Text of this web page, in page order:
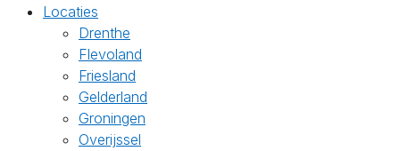
Locaties
Drenthe
Flevoland
Friesland
Gelderland
Groningen
Overijssel